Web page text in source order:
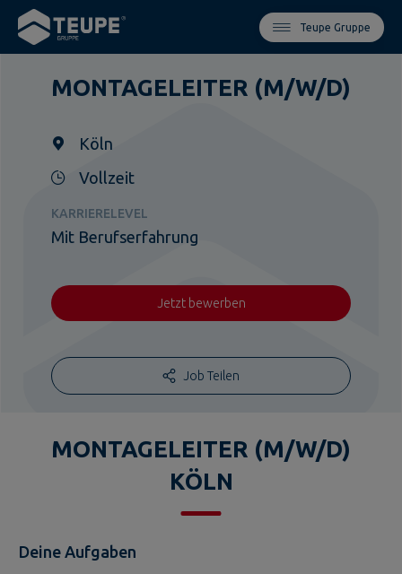
Teupe Gruppe
MONTAGELEITER (M/W/D)
Köln
Vollzeit
KARRIERELEVEL
Mit Berufserfahrung
Jetzt bewerben
Job Teilen
MONTAGELEITER (M/W/D)
KÖLN
Deine Aufgaben